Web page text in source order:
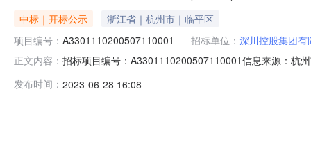
中标｜开标公示
浙江省｜杭州市｜临平区
项目编号： A3301110200507110001 招标单位： 深川控股集团有
正文内容： 招标项目编号：A3301110200507110001信息来源：杭
投标保证金额：20，投标文件递交时间：2023/06/27；
发布时间： 2023-06-28 16:08